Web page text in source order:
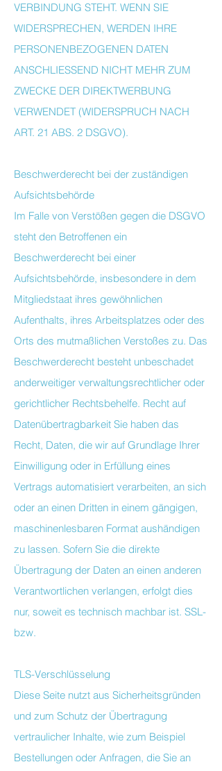
VERBINDUNG STEHT. WENN SIE
WIDERSPRECHEN, WERDEN IHRE
PERSONENBEZOGENEN DATEN
ANSCHLIESSEND NICHT MEHR ZUM
ZWECKE DER DIREKTWERBUNG
VERWENDET (WIDERSPRUCH NACH
ART. 21 ABS. 2 DSGVO).
Beschwerderecht bei der zuständigen
Aufsichtsbehörde
Im Falle von Verstößen gegen die DSGVO
steht den Betroffenen ein
Beschwerderecht bei einer
Aufsichtsbehörde, insbesondere in dem
Mitgliedstaat ihres gewöhnlichen
Aufenthalts, ihres Arbeitsplatzes oder des
Orts des mutmaßlichen Verstoßes zu. Das
Beschwerderecht besteht unbeschadet
anderweitiger verwaltungsrechtlicher oder
gerichtlicher Rechtsbehelfe. Recht auf
Datenübertragbarkeit Sie haben das
Recht, Daten, die wir auf Grundlage Ihrer
Einwilligung oder in Erfüllung eines
Vertrags automatisiert verarbeiten, an sich
oder an einen Dritten in einem gängigen,
maschinenlesbaren Format aushändigen
zu lassen. Sofern Sie die direkte
Übertragung der Daten an einen anderen
Verantwortlichen verlangen, erfolgt dies
nur, soweit es technisch machbar ist. SSL-
bzw.
TLS-Verschlüsselung
Diese Seite nutzt aus Sicherheitsgründen
und zum Schutz der Übertragung
vertraulicher Inhalte, wie zum Beispiel
Bestellungen oder Anfragen, die Sie an